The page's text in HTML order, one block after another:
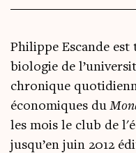
Philippe Escande
biologie de
chronique
économiques du
les mois le club de
jusqu’en juin 2012